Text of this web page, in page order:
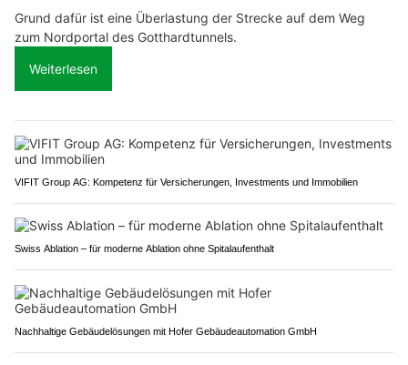
Grund dafür ist eine Überlastung der Strecke auf dem Weg
zum Nordportal des Gotthardtunnels.
Weiterlesen
VIFIT Group AG: Kompetenz für Versicherungen, Investments und Immobilien
Swiss Ablation – für moderne Ablation ohne Spitalaufenthalt
Nachhaltige Gebäudelösungen mit Hofer Gebäudeautomation GmbH